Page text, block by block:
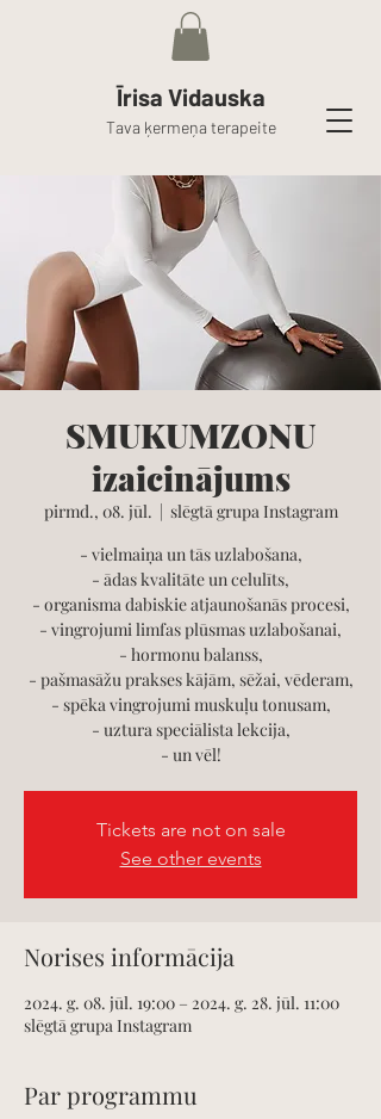
Īrisa Vidauska
Tava ķermeņa terapeite
SMUKUMZONU
izaicinājums
pirmd., 08. jūl.
  |
slēgtā grupa Instagram
- vielmaiņa un tās uzlabošana,
- ādas kvalitāte un celulīts,
- organisma dabiskie atjaunošanās procesi,
- vingrojumi limfas plūsmas uzlabošanai,
- hormonu balanss,
- pašmasāžu prakses kājām, sēžai, vēderam,
- spēka vingrojumi muskuļu tonusam,
- uztura speciālista lekcija,
- un vēl!
Tickets are not on sale
See other events
Norises informācija
2024. g. 08. jūl. 19:00 – 2024. g. 28. jūl. 11:00
slēgtā grupa Instagram
Par programmu